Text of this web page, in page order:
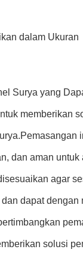
dalam Ukuran
Surya yang
memberikan
dan aman
agar
dapat
solusi